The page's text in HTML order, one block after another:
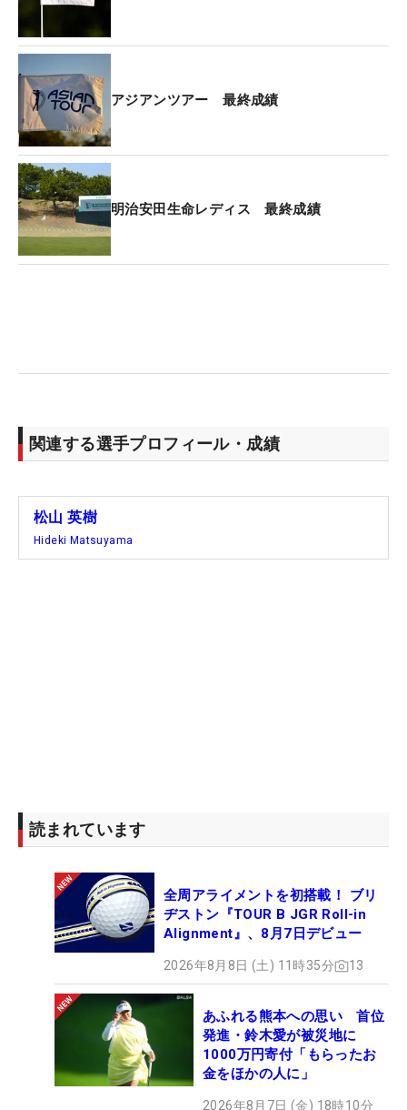
みも出てくるけど、試合をやらないと分からないレ
ベルのところまで来たかなって感じ」と、発見もあ
不振にあえいでいたなかで見えた兆し。「やっとき
っかけの1％くらいが見えたくらい。これから勝つ
ためにどれくらいが必要か分かっているので、それ
ができるかどうか分からないけど、しっかりいい準
備をしていければいいなと思う」と、ようやく松山
らしいシーズンが始まったともいえる。
アジアンツアー 最終成績
明治安田生命レディス 最終成績
関連する選手プロフィール・成績
松山 英樹
Hideki Matsuyama
読まれています
全周アライメントを初搭載！ ブリ
ヂストン『TOUR B JGR Roll-in
Alignment』、8月7日デビュー
2026年8月8日 (土) 11時35分 13
あふれる熊本への思い 首位
発進・鈴木愛が被災地に
1000万円寄付「もらったお
金をほかの人に」
2026年8月7日 (金) 18時10分